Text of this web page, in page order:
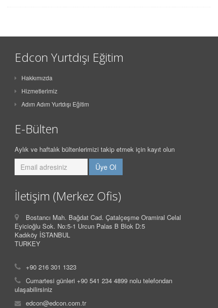
Edcon Yurtdışı Eğitim
Hakkımızda
Hizmetlerimiz
Adım Adım Yurtdışı Eğitim
E-Bülten
Aylık ve haftalık bültenlerimizi takip etmek için kayıt olun
İletişim (Merkez Ofis)
Bostancı Mah. Bağdat Cad. Çatalçeşme Oramiral Celal
Eyicioğlu Sok. No:5-1 Urcun Palas B Blok D:5
Kadıköy İSTANBUL
TURKEY
+90 216 301 1323
Cumartesi günleri +90 541 234 4899 nolu telefondan
ulaşabilirsiniz
edcon@edcon.com.tr